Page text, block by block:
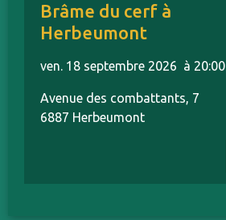
Brâme du cerf à
Herbeumont
ven. 18 septembre 2026 à 20:00
Avenue des combattants, 7
6887 Herbeumont